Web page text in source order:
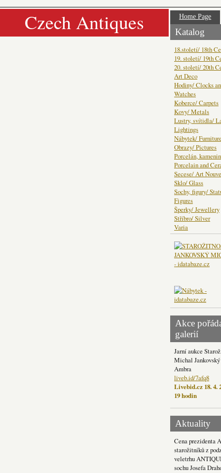
Czech Antiques Home Page
Katalog
18.století/ 18th
19. století/ 19th
20. století/ 20th
Art Deco
Hodiny/ Clocks
Watches
Koberce/ Carpets
Kovy/ Metals
Lustry, svítidla/
Lightings
Nábytek/
Obrazy/ Pictures
Porcelán,
Porcelain and
Secese/ Art
Sklo/ Glass
Sochy, figury/
Figures
Šperky/ Jewellery
Stříbro/ Silver
Varia
Akce
galerií
Jarní aukce
Michal
Ambra
liveb.id/7afq8
Livebid.cz 18. 4.
19 hodin
Aktuality
Cena prezidenta
starožitníků z
veletrhu
sochu Josefa